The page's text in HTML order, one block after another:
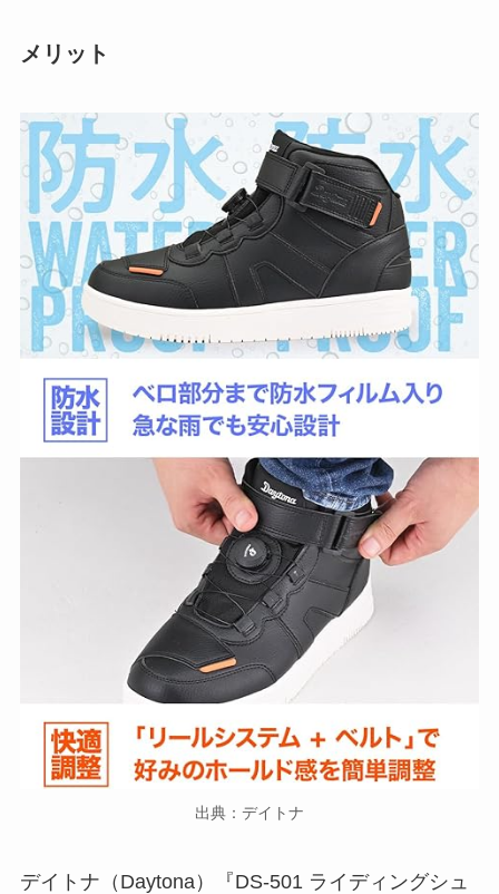
メリット
出典：デイトナ
デイトナ（Daytona）『DS-501 ライディングシュ